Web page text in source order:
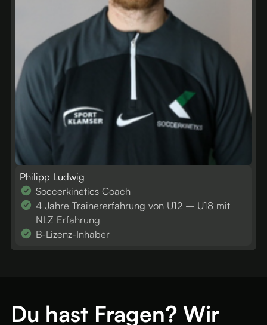
Philipp Ludwig
Soccerkinetics Coach
4 Jahre Trainererfahrung von U12 – U18 mit
NLZ Erfahrung
B-Lizenz-Inhaber
Du hast Fragen? Wir